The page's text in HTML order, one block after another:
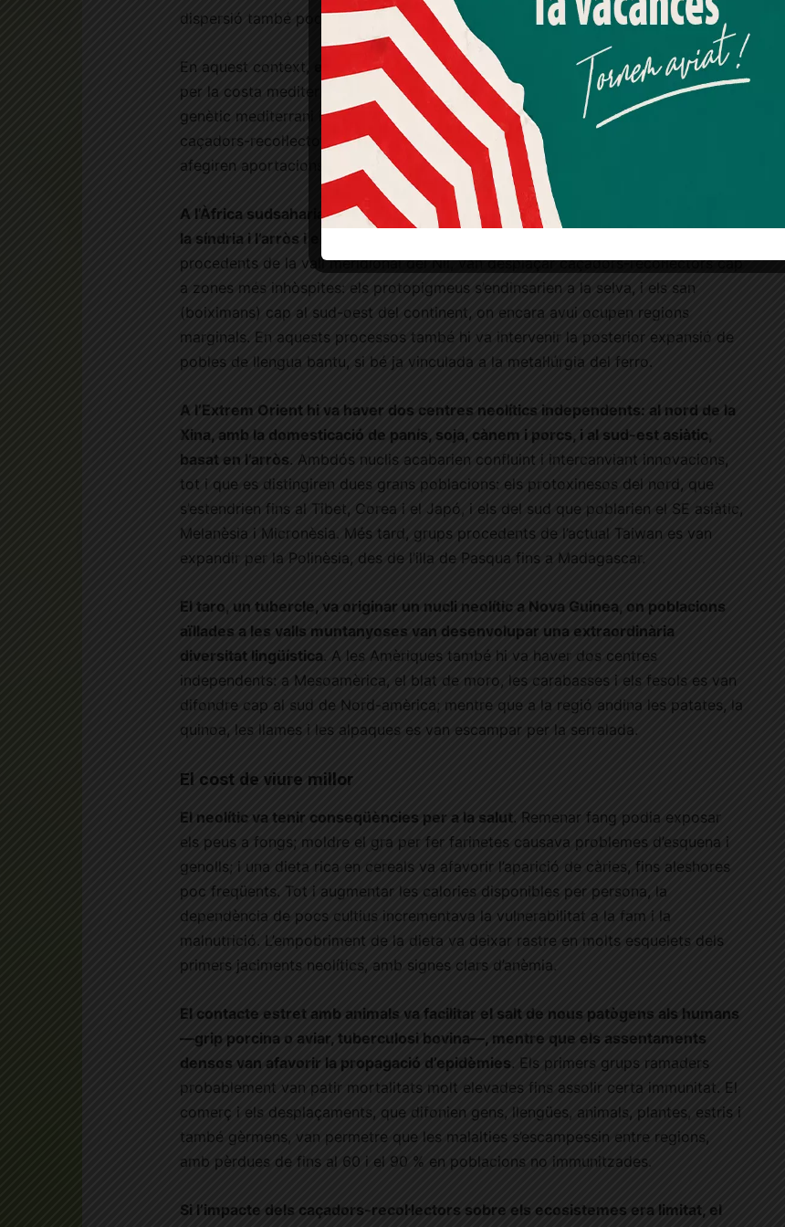
dispersió també podria correspondre a migracions posteriors.
En aquest context,
els primers agricultors que van arribar a la península Ibèrica
per la costa mediterrània, cap al 5700–5500 abans de la nostra era, d’origen
genètic mediterrani i anatòlic, es van assentar sobre el substrat local dels
caçadors-recol·lectors ibèrics, ja amb traces genètiques prèvies, al qual s’hi
afegiren aportacions mesolítiques de migracions posteriors.
A l’Àfrica sudsahariana, entre el bosc i la sabana, es van cultivar la palma d’oli,
la síndria i l’arròs i el nyam africans
procedents de la vall meridional del Nil, van desplaçar caçadors-recol·lectors cap
a zones més inhòspites: els protopigmeus s’endinsarien a la selva, i els san
(boiximans) cap al sud-oest del continent, on encara avui ocupen regions
marginals. En aquests processos també hi va intervenir la posterior expansió de
pobles de llengua bantu, si bé ja vinculada a la metal·lúrgia del ferro.
A l’Extrem Orient hi va haver dos centres neolítics independents: al nord de la
Xina, amb la domesticació de panís, soja, cànem i porcs, i al sud-est asiàtic,
basat en l’arròs. Ambdós nuclis acabarien confluint i intercanviant innovacions,
tot i que es distingiren dues grans poblacions: els protoxinesos del nord, que
s’estendrien fins al Tibet, Corea i el Japó, i els del sud que poblarien el SE asiàtic,
Melanèsia i Micronèsia. Més tard, grups procedents de l’actual Taiwan es van
expandir per la Polinèsia, des de l’illa de Pasqua fins a Madagascar.
El taro, un tubercle, va originar un nucli neolític a Nova Guinea, on poblacions
aïllades a les valls muntanyoses van desenvolupar una extraordinària
diversitat lingüística . A les Amèriques també hi va haver dos centres
independents: a Mesoamèrica, el blat de moro, les carabasses i els fesols es van
difondre cap al sud de Nord-amèrica; mentre que a la regió andina les patates, la
quinoa, les llames i les alpaques es van escampar per la serralada.
El cost de viure millor
El neolític va tenir conseqüències per a la salut. Remenar fang podia exposar
els peus a fongs; moldre el gra per fer farinetes causava problemes d’esquena i
genolls; i una dieta rica en cereals va afavorir l’aparició de càries, fins aleshores
poc freqüents. Tot i augmentar les calories disponibles per persona, la
dependència de pocs cultius incrementava la vulnerabilitat a la fam i la
malnutrició. L’empobriment de la dieta va deixar rastre en molts esquelets dels
primers jaciments neolítics, amb signes clars d’anèmia.
El contacte estret amb animals va facilitar el salt de nous patògens als humans
—grip porcina o aviar, tuberculosi bovina—, mentre que els assentaments
densos van afavorir la propagació d’epidèmies . Els primers grups ramaders
probablement van patir mortalitats molt elevades fins assolir certa immunitat. El
comerç i els desplaçaments, que difonien gens, llengües, animals, plantes, estris i
també gèrmens, van permetre que les malalties s’escampessin entre regions,
amb pèrdues de fins al 60 i el 90 % en poblacions no immunitzades.
Si l’impacte dels caçadors-recol·lectors sobre els ecosistemes era limitat, el
Més informació Acceptar Rebutjar tot
Quan l’usuari crea un compte al Diari el Jardí, dona el seu
consentiment explícit per rebre comunicacions
informatives relacionades amb el servei. Aquest
consentiment pot ser revocat en qualsevol moment
mitjançant l’enllaç de baixa present a tots els correus.